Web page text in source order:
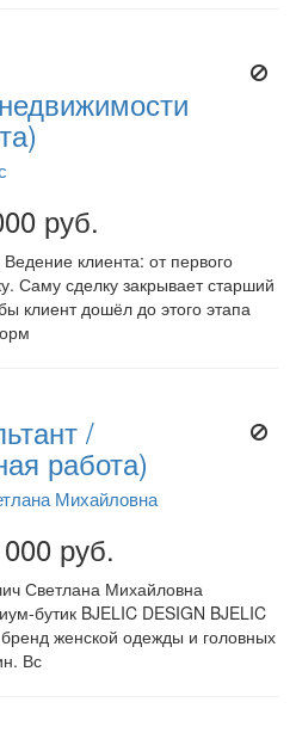
руб.
клиента: от первого
Саму сделку закрывает старший
клиент дошёл до этого этапа
/
работа)
Михайловна
руб.
Светлана Михайловна
бутик BJELIC DESIGN BJELIC
женской одежды и головных
Вс